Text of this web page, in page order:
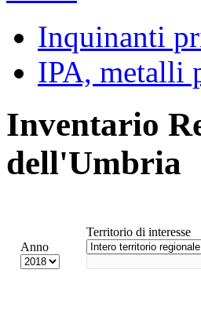
Inquinanti
IPA, metalli
Inventario
dell'Umbria
Anno
Territorio di interesse